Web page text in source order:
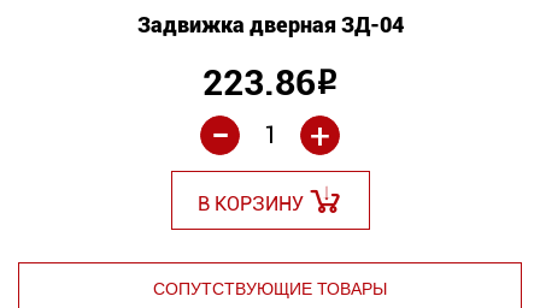
Задвижка дверная ЗД-04
223.86Р
+
-
В КОРЗИНУ
СОПУТСТВУЮЩИЕ ТОВАРЫ